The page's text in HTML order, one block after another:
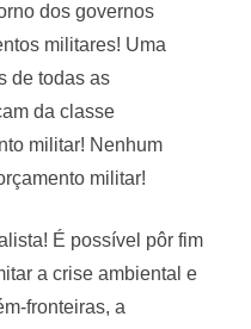
dos governos
militares! Uma
de todas as
da classe
militar! Nenhum
militar!
É possível pôr fim
a crise ambiental e
fronteiras, a